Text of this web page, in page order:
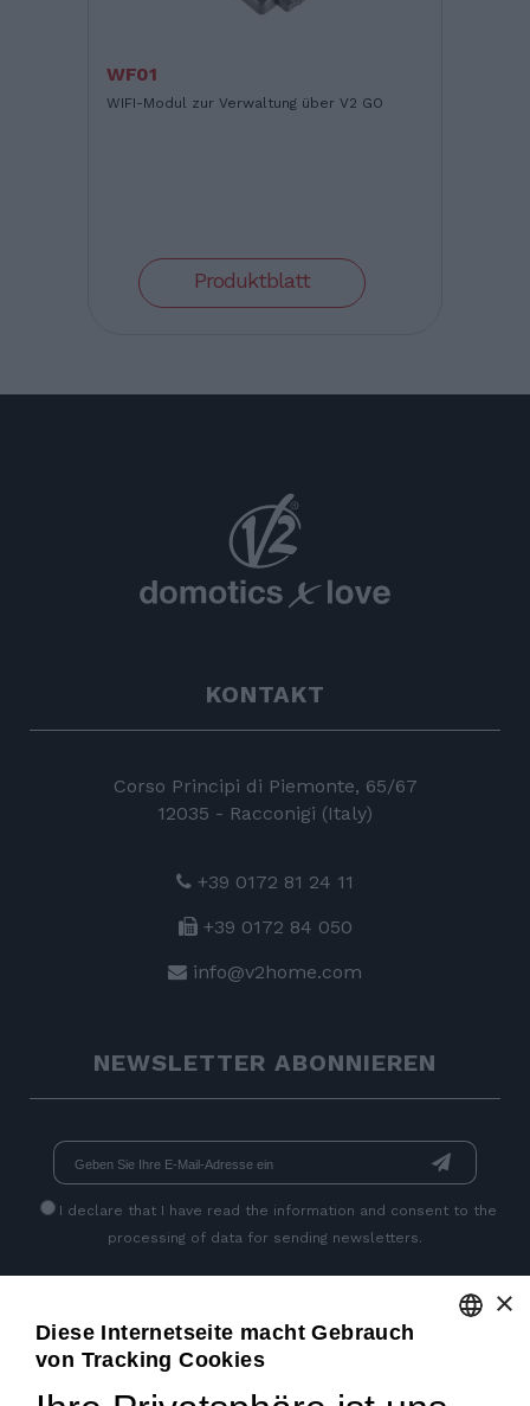
WF01
WIFI-Modul zur Verwaltung über V2 GO
Produktblatt
KONTAKT
Corso Principi di Piemonte, 65/67
12035 - Racconigi (Italy)
+39 0172 81 24 11
+39 0172 84 050
info@v2home.com
NEWSLETTER ABONNIEREN
I declare that I have read the information and consent to the
processing of data for sending newsletters.
SEITEN SOZIALEN
×
Diese Internetseite macht Gebrauch
von Tracking Cookies